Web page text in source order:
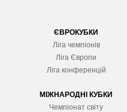
ЄВРОКУБКИ
Ліга чемпіонів
Ліга Європи
Ліга конференцій
МІЖНАРОДНІ КУБКИ
Чемпіонат світу